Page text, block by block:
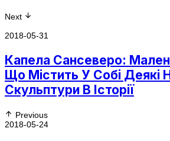
Next
2018-05-31
Капела Сансеверо:
Що Містить У Собі Деякі
Скульптури В Історії
Previous
2018-05-24